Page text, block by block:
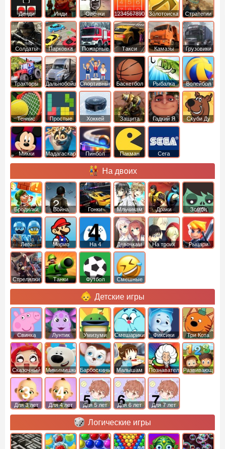
Денди Инди
Овечки
идут домой
1234567890 ЗолотоискательСтратегии
Солдаты
Парковка
машин
Пожарные
машины
Такси Камазы Грузовики
Тракторы ДальнобойщикиСпортивные Баскетбол Рыбалка Волейбол
Теннис Простые Хоккей
Защита
башни
Гадкий Я Скуби Ду
Микки
Мадагаскар Пинбол Пакман Сега
На двоих
Бродилки Война Гонки Мльчикам Драки Зомби
Лего Марио На 4 Девочкам На троих Рыцари
Стрелялки Танки Футбол Смешные
Детские игры
Свинка
Пеппа
Лунтик Умизуми Смешарики Фиксики Три Кота
Сказочный
патруль
Мимимишки Барбоскины Малышам ПознавательныеРазвивающие
Для 3 лет Для 4 лет Для 5 лет Для 6 лет Для 7 лет
Логические игры